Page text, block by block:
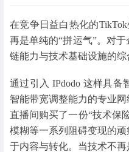
在竞争日益白热化的TikTok
再是单纯的“拼运气”。对
链能力与技术基础设施的综
通过引入 IPdodo 这样具备
智能带宽调整能力的专业
直播间购买了一份“技术保
模糊等一系列阻碍变现的
于内容与转化。当技术不